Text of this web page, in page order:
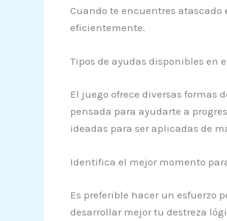
Cuando te encuentres
eficientemente.
Tipos de ayudas disponibles en
El juego ofrece diversas formas
pensada para ayudarte a
ideadas para ser aplicadas de
Identifica el mejor momento
Es preferible hacer un esfuerzo
desarrollar mejor tu destreza